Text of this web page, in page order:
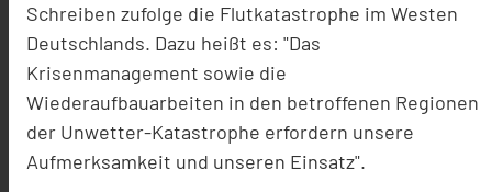
Schreiben zufolge die Flutkatastrophe im Westen
Deutschlands. Dazu heißt es: "Das
Krisenmanagement sowie die
Wiederaufbauarbeiten in den betroffenen Regionen
der Unwetter-Katastrophe erfordern unsere
Aufmerksamkeit und unseren Einsatz".